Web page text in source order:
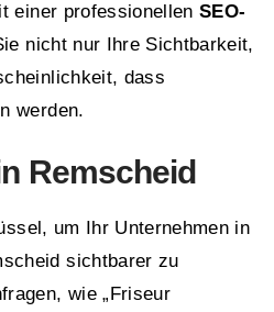
einer professionellen SEO-
nicht nur Ihre Sichtbarkeit,
dass
werden.
Remscheid
um Ihr Unternehmen in
sichtbarer zu
wie „Friseur